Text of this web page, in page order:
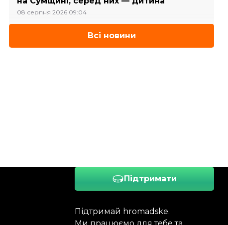
08 серпня 2026 09:04
Всі новини
Підтримати
Підтримай hromadske.